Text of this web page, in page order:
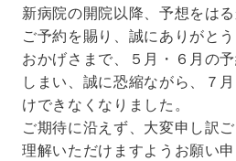
新病院の開院以降、予想をは
ご予約を賜り、誠にありがとう
おかげさまで、５月・６月の
しまい、誠に恐縮ながら、７
けできなくなりました。
ご期待に沿えず、大変申し訳
理解いただけますようお願い申